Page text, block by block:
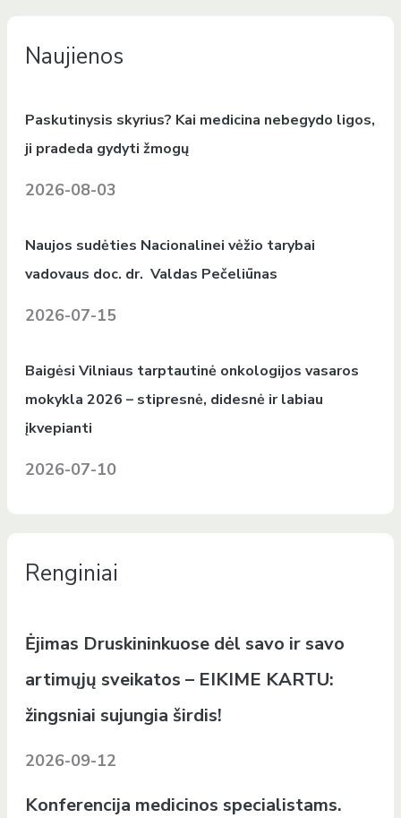
Naujienos
Paskutinysis skyrius? Kai medicina nebegydo ligos,
ji pradeda gydyti žmogų
2026-08-03
Naujos sudėties Nacionalinei vėžio tarybai
vadovaus doc. dr. Valdas Pečeliūnas
2026-07-15
Baigėsi Vilniaus tarptautinė onkologijos vasaros
mokykla 2026 – stipresnė, didesnė ir labiau
įkvepianti
2026-07-10
Renginiai
Ėjimas Druskininkuose dėl savo ir savo
artimųjų sveikatos – EIKIME KARTU:
žingsniai sujungia širdis!
2026-09-12
Konferencija medicinos specialistams.